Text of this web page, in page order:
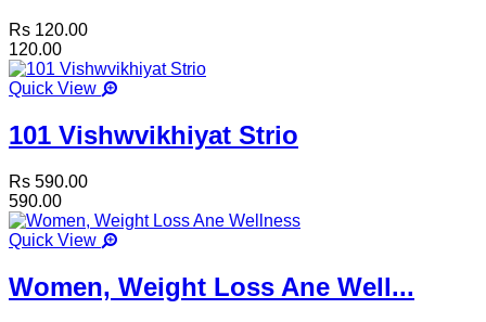
Rs 120.00
120.00
Quick View
101 Vishwvikhiyat Strio
Rs 590.00
590.00
Quick View
Women, Weight Loss Ane Well...